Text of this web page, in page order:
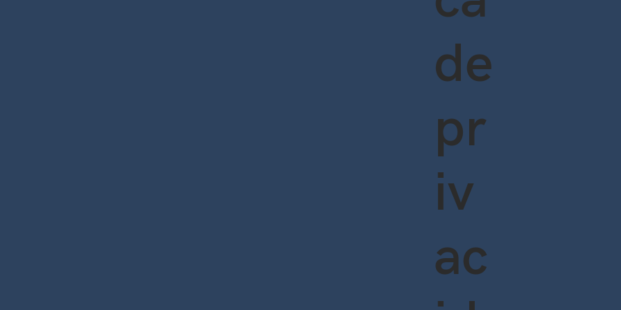
de
pr
iv
ac